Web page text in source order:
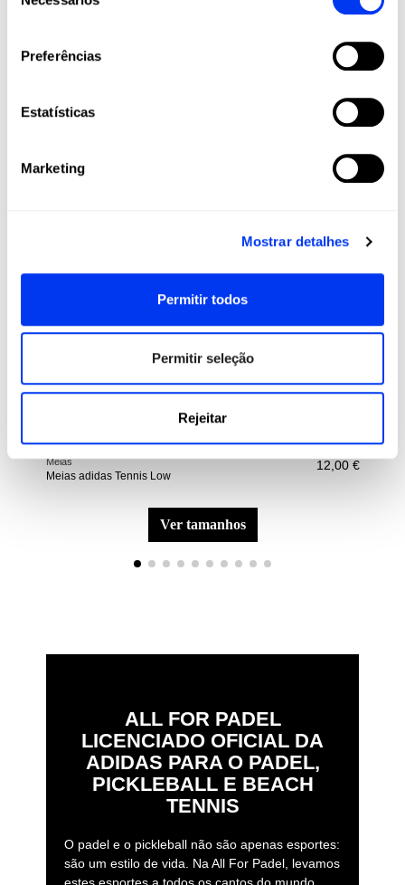
Preferências
Estatísticas
Marketing
Mostrar detalhes
Permitir todos
Permitir seleção
Rejeitar
Meias
Meias adidas Tennis Low
12,00 €
ver tamanhos
-
ALL FOR PADEL
LICENCIADO OFICIAL DA
ADIDAS PARA O PADEL,
PICKLEBALL E BEACH
TENNIS
O padel e o pickleball não são apenas esportes:
são um estilo de vida. Na All For Padel, levamos